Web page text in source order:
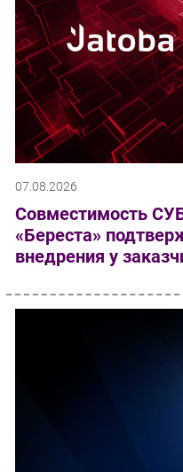
07.08.2026
Совместимость
«Береста»
внедрения у